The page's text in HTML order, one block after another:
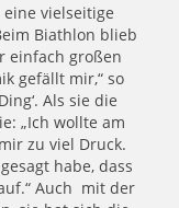
vielseitige
Biathlon blieb
einfach großen
gefällt mir,“ so
Als sie die
„Ich wollte am
zu viel Druck.
habe, dass
Auch mit der